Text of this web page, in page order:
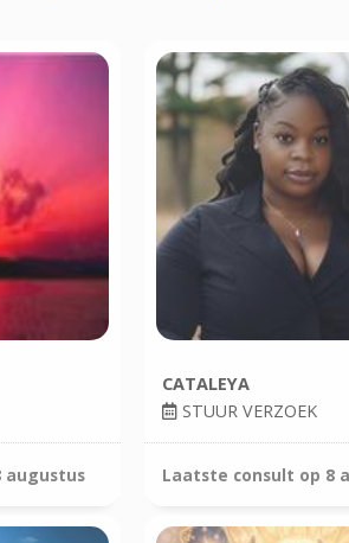
augustus
CATALEYA
STUUR VERZOEK
Laatste consult op 8